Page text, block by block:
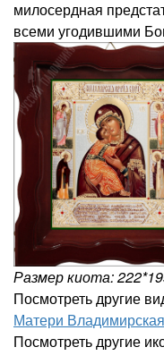
милосердная
всеми угодившими
Размер киота:
Посмотреть другие
Матери Владимирская
Посмотреть другие